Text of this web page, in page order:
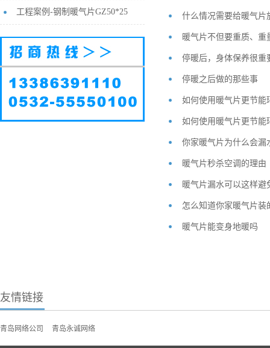
工程案例-钢制暖气片GZ50*25 什么情况需要给暖气片
暖气片不但要重质、重
停暖后，身体保养很重
停暖之后做的那些事
如何使用暖气片更节能
如何使用暖气片更节能
你家暖气片为什么会漏
暖气片秒杀空调的理由
暖气片漏水可以这样避
怎么知道你家暖气片装
暖气片能变身地暖吗
友情链接
青岛网络公司 青岛永诚网络